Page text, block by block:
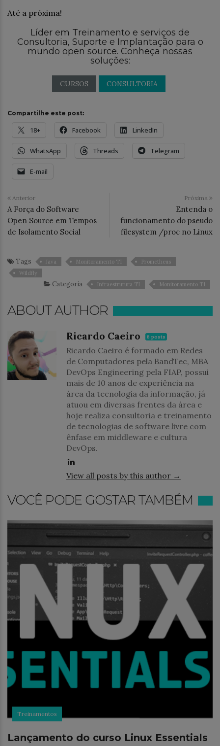
Até a próxima!
Líder em Treinamento e serviços de
Consultoria, Suporte e Implantação para o
mundo open source. Conheça nossas
soluções:
CURSOS CONSULTORIA
Compartilhe este post:
18+ Facebook LinkedIn
WhatsApp Threads Telegram
E-mail
Anterior
A Força do Software
Open Source em Tempos
de Isolamento Social
Próxima
Entenda o
funcionamento do pseudo
filesystem /proc no Linux
Tags Java Monitoramento TI
Prometheus
Wildfly
Categoria Infraestrutura TI Monitoramento TI
ABOUT AUTHOR
Ricardo Caeiro 6 posts
Ricardo Caeiro é formado em Redes
de Computadores pela BandTec, MBA
DevOps Engineering pela FIAP, possui
mais de 10 anos de experiência na
área da tecnologia da informação, já
atuou em diversas frentes da área e
hoje realiza consultoria e treinamento
de tecnologias de software livre com
ênfase em middleware e cultura
DevOps.
View all posts by this author →
VOCÊ PODE GOSTAR TAMBÉM
Treinamentos
Lançamento do curso Linux Essentials